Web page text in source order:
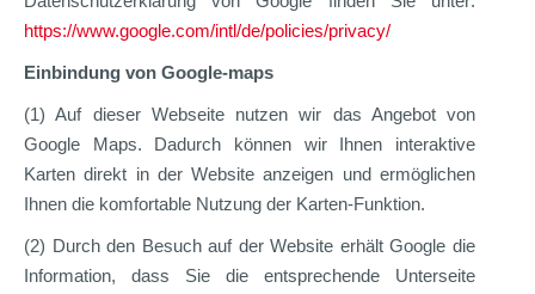
https://www.google.com/intl/­de/policies/privacy/
Einbindung von Google-maps
(1) Auf dieser Webseite nutzen wir das Angebot von
Google Maps. Dadurch können wir Ihnen interaktive
Karten direkt in der Website anzeigen und ermöglichen
Ihnen die komfortable Nutzung der Karten-Funktion.
(2) Durch den Besuch auf der Website erhält Google die
Information, dass Sie die entsprechende Unterseite